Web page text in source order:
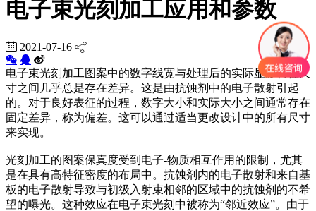
电子束光刻加工应用和参数
2021-07-16
电子束光刻加工图案中的数字线宽与处理后的实际显影特征尺
寸之间几乎总是存在差异。这是由抗蚀剂中的电子散射引起
的。对于良好表征的过程，数字大小和实际大小之间通常存在
固定差异，称为偏差。这可以通过适当更改设计中的所有尺寸
来实现。
光刻加工的图案保真度受到电子-物质相互作用的限制，尤其
是在具有高特征密度的布局中。抗蚀剂内的电子散射和来自基
板的电子散射导致与初级入射束相邻的区域中的抗蚀剂的不希
望的曝光。这种效应在电子束光刻中被称为“邻近效应”。由于